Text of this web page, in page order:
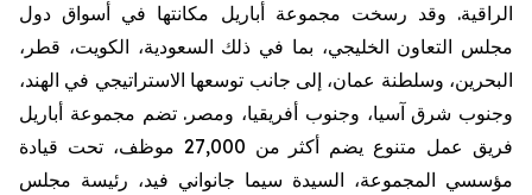
الراقية. وقد رسخت مجموعة أباريل مكانتها في أسواق دول
مجلس التعاون الخليجي، بما في ذلك السعودية، الكويت، قطر،
البحرين، وسلطنة عمان، إلى جانب توسعها الاستراتيجي في الهند،
وجنوب شرق آسيا، وجنوب أفريقيا، ومصر .تضم مجموعة أباريل
فريق عمل متنوع يضم أكثر من موظف، تحت قيادة
مؤسسي المجموعة، السيدة سيما جانواني فيد، رئيسة مجلس